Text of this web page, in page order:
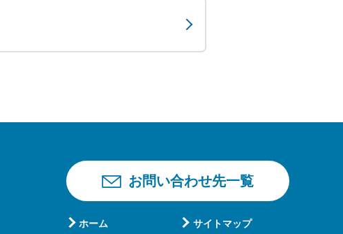
お問い合わせ先一覧
ホーム サイトマップ